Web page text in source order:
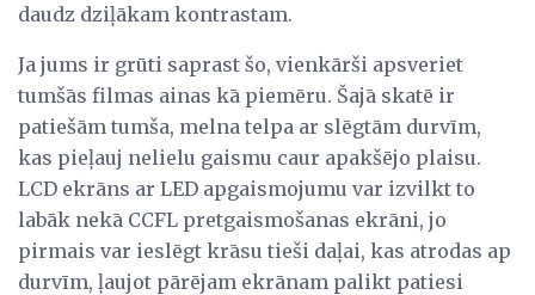
daudz dziļākam kontrastam.
Ja jums ir grūti saprast šo, vienkārši apsveriet
tumšās filmas ainas kā piemēru. Šajā skatē ir
patiešām tumša, melna telpa ar slēgtām durvīm,
kas pieļauj nelielu gaismu caur apakšējo plaisu.
LCD ekrāns ar LED apgaismojumu var izvilkt to
labāk nekā CCFL pretgaismošanas ekrāni, jo
pirmais var ieslēgt krāsu tieši daļai, kas atrodas ap
durvīm, ļaujot pārējam ekrānam palikt patiesi